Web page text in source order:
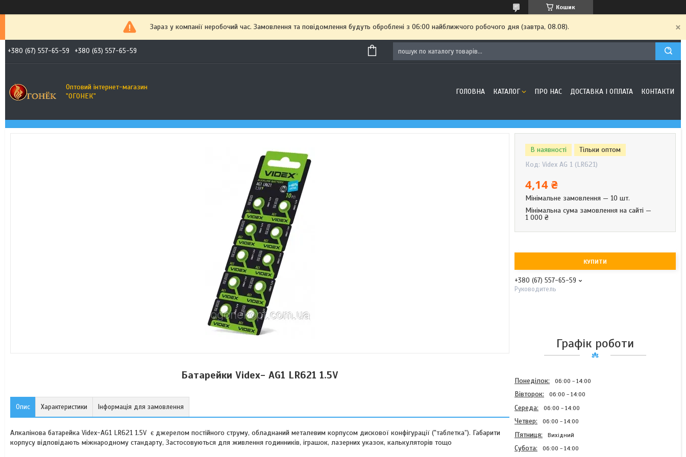
Кошик
Зараз у компанії неробочий час. Замовлення та повідомлення будуть оброблені з 06:00 найближчого робочого дня (завтра, 08.08).
+380 (67) 557-65-59 +380 (63) 557-65-59
Оптовий інтернет-магазин
"ОГОНЕК"
ГОЛОВНА КАТАЛОГ ПРО НАС ДОСТАВКА І ОПЛАТА КОНТАКТИ
Батарейки Videx- AG1 LR621 1.5V
Опис Характеристики Інформація для замовлення
Алкалінова батарейка Videx-AG1 LR621 1.5V є джерелом постійного струму, обладнаний металевим корпусом дискової конфігурації ("таблетка”). Габарити
корпусу відповідають міжнародному стандарту, Застосовуються для живлення годинників, іграшок, лазерних указок, калькуляторів тощо
В наявності
Тільки оптом
Код: Videx AG 1 (LR621)
4,14 ₴
Мінімальне замовлення — 10 шт.
Мінімальна сума замовлення на сайті —
1 000 ₴
КУПИТИ
+380 (67) 557-65-59
Руководитель
Графік роботи
Понеділок 06:00 14:00
Вівторок 06:00 14:00
Середа 06:00 14:00
Четвер 06:00 14:00
Пʼятниця Вихідний
Субота 06:00 14:00